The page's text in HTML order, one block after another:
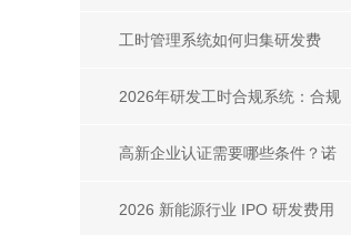
除合规与精准核算利器
工时管理系统如何归集研发费
用？步骤、对比与合规方案
2026年研发工时合规系统：合规
要点、选型对比
高新企业认证需要哪些条件？诺
明TTA的核心支撑作用
2026 新能源行业 IPO 研发费用